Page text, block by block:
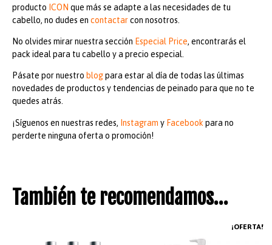
producto ICON que más se adapte a las necesidades de tu
cabello, no dudes en contactarcon nosotros.
No olvides mirar nuestra sección Especial Price, encontrarás el
pack ideal para tu cabello y a precio especial.
Pásate por nuestro blogpara estar al día de todas las últimas
novedades de productos y tendencias de peinado para que no te
quedes atrás.
¡Síguenos en nuestras redes, Instagram y Facebook para no
perderte ninguna oferta o promoción!
También te recomendamos…
¡OFERTA!